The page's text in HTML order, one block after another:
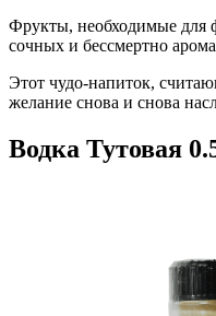
Фрукты, необходимые для
сочных и бессмертно
Этот чудо-напиток,
желание снова и снова
Водка Тутовая